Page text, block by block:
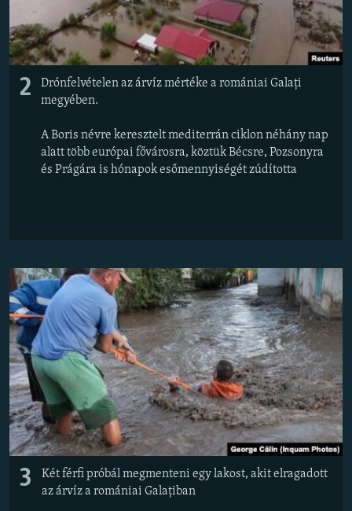
2
Drónfelvételen az árvíz mértéke a romániai Galați
megyében.
A Boris névre keresztelt mediterrán ciklon néhány nap
alatt több európai fővárosra, köztük Bécsre, Pozsonyra
és Prágára is hónapok esőmennyiségét zúdította
3
Két férfi próbál megmenteni egy lakost, akit elragadott
az árvíz a romániai Galațiban